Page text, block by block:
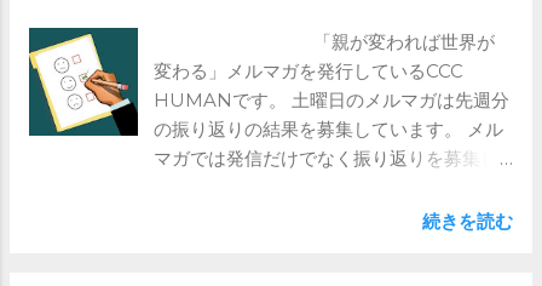
「親が変われば世界が
変わる」メルマガを発行しているCCC
HUMANです。 土曜日のメルマガは先週分
の振り返りの結果を募集しています。 メル
マガでは発信だけでなく振り返りを募集し
と謝罪の気持ちを大切にする 金曜：説明
続きを読む